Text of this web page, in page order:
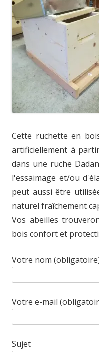
Cette ruchette en
artificiellement à
dans une ruche
l'essaimage et/ou
peut aussi être
naturel fraîchement
Vos abeilles
bois confort et
Votre nom
Votre e-mail
Sujet